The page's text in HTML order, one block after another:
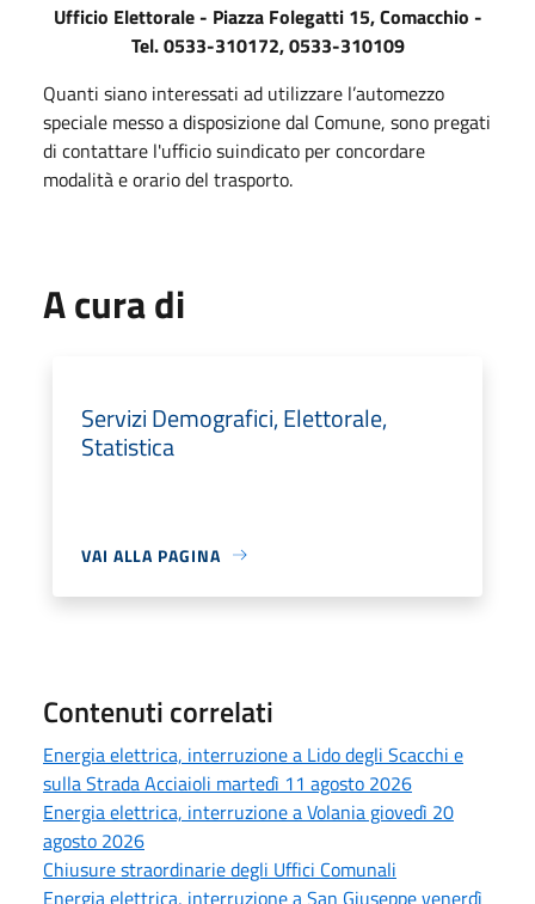
Ufficio Elettorale - Piazza Folegatti 15, Comacchio -
Tel. 0533-310172, 0533-310109
Quanti siano interessati ad utilizzare l’automezzo
speciale messo a disposizione dal Comune, sono pregati
di contattare l'ufficio suindicato per concordare
modalità e orario del trasporto.
A cura di
Servizi Demografici, Elettorale,
Statistica
VAI ALLA PAGINA
Contenuti correlati
Energia elettrica, interruzione a Lido degli Scacchi e
sulla Strada Acciaioli martedì 11 agosto 2026
Energia elettrica, interruzione a Volania giovedì 20
agosto 2026
Chiusure straordinarie degli Uffici Comunali
Energia elettrica, interruzione a San Giuseppe venerdì